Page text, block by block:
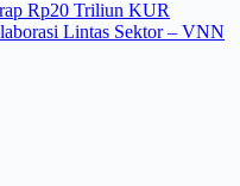
Rp20 Triliun KUR
Lintas Sektor – VNN